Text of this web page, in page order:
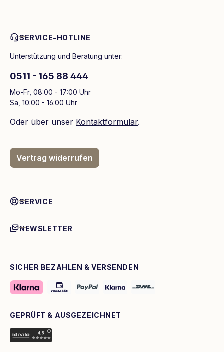
SERVICE-HOTLINE
Unterstützung und Beratung unter:
0511 - 165 88 444
Mo-Fr, 08:00 - 17:00 Uhr
Sa, 10:00 - 16:00 Uhr
Oder über unser Kontaktformular.
Vertrag widerrufen
SERVICE
NEWSLETTER
SICHER BEZAHLEN & VERSENDEN
GEPRÜFT & AUSGEZEICHNET